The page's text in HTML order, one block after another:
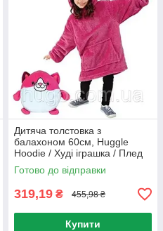
Дитяча толстовка з
балахоном 60см, Huggle
Hoodie / Худі іграшка / Плед
кофта / Толстовка плед з
капюшоном
Готово до відправки
319,19 ₴ 455,98 ₴
Купити